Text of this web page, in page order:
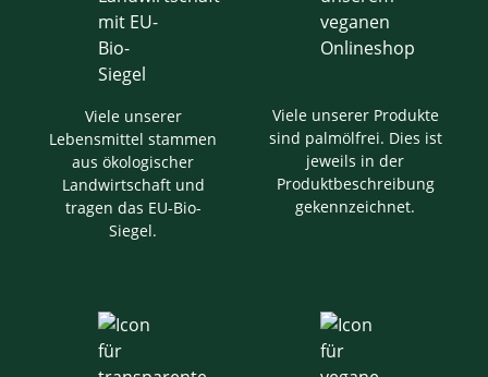
Viele unserer
Lebensmittel stammen
aus ökologischer
Landwirtschaft und
tragen das EU-Bio-
Siegel.
Viele unserer Produkte
sind palmölfrei. Dies ist
jeweils in der
Produktbeschreibung
gekennzeichnet.